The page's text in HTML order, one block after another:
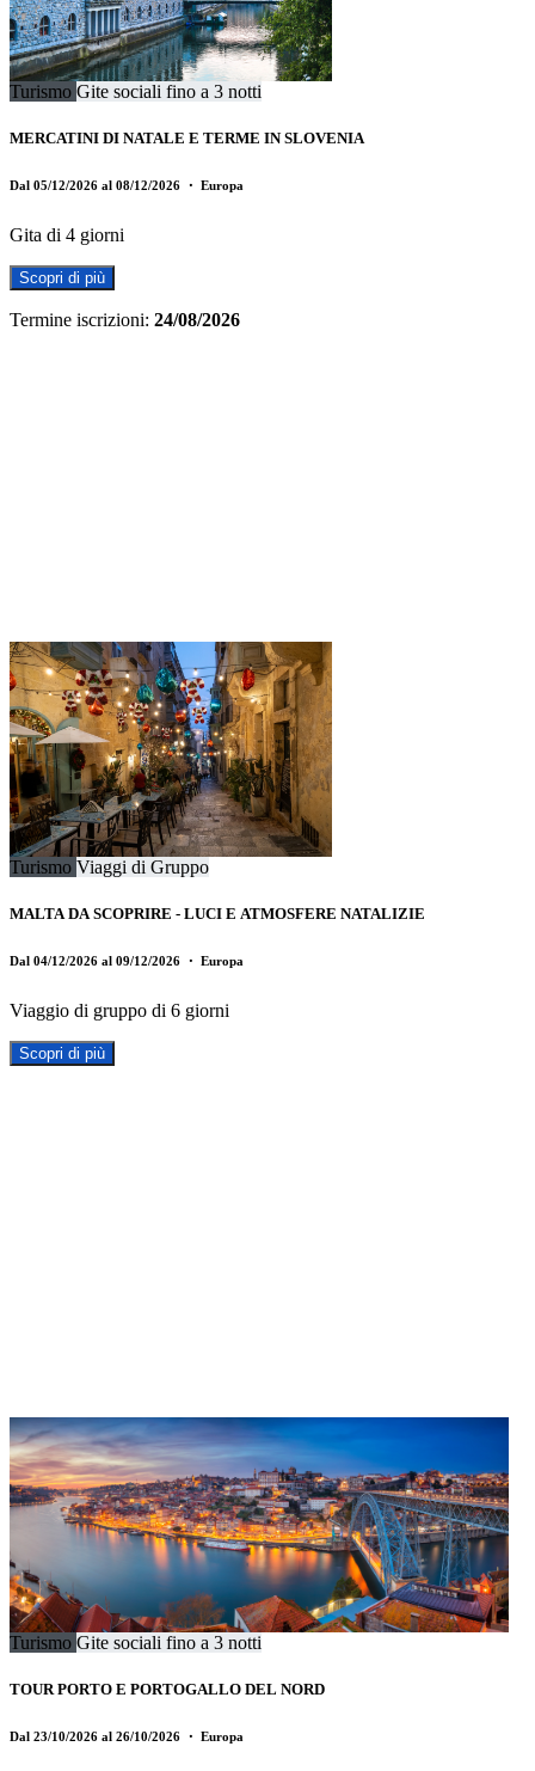
Turismo Gite sociali fino a 3 notti
MERCATINI DI NATALE E TERME IN SLOVENIA
Dal 05/12/2026 al 08/12/2026 ・ Europa
Gita di 4 giorni
Scopri di più
Termine iscrizioni: 24/08/2026
Turismo Viaggi di Gruppo
MALTA DA SCOPRIRE - LUCI E ATMOSFERE NATALIZIE
Dal 04/12/2026 al 09/12/2026 ・ Europa
Viaggio di gruppo di 6 giorni
Scopri di più
Turismo Gite sociali fino a 3 notti
TOUR PORTO E PORTOGALLO DEL NORD
Dal 23/10/2026 al 26/10/2026 ・ Europa